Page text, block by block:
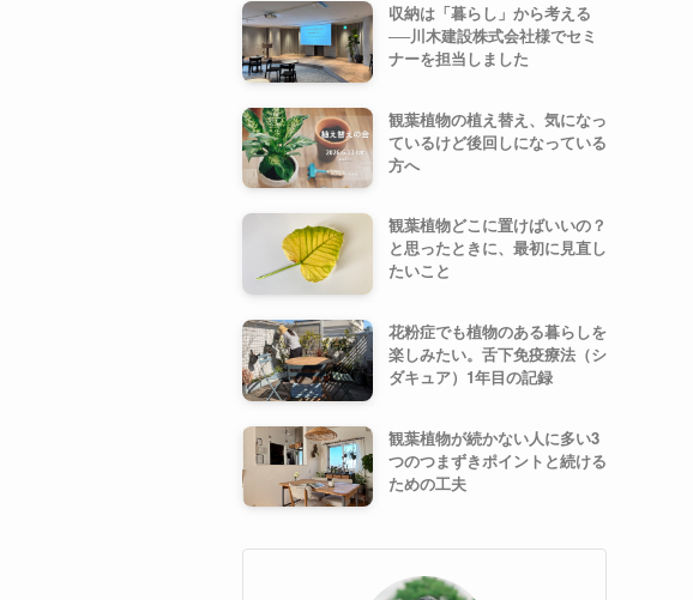
収納は「暮らし」から考える
──川木建設株式会社様でセミ
ナーを担当しました
観葉植物の植え替え、気になっ
ているけど後回しになっている
方へ
観葉植物どこに置けばいいの？
と思ったときに、最初に見直し
たいこと
花粉症でも植物のある暮らしを
楽しみたい。舌下免疫療法（シ
ダキュア）1年目の記録
観葉植物が続かない人に多い3
つのつまずきポイントと続ける
ための工夫